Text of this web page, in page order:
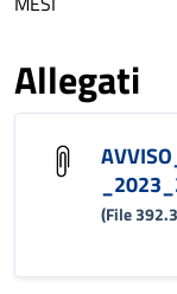
Allegati
(File